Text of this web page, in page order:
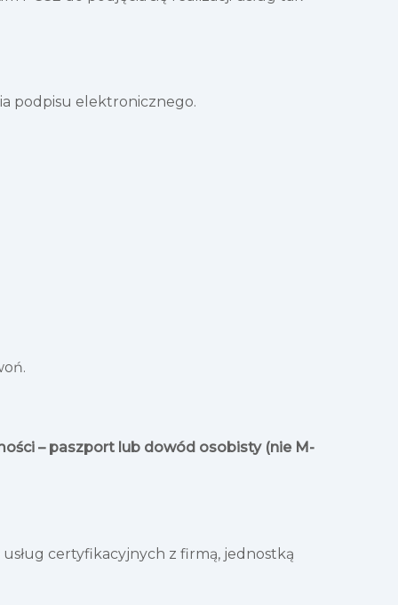
podpisu elektronicznego.
– paszport lub dowód osobisty (nie M-
certyfikacyjnych z firmą, jednostką